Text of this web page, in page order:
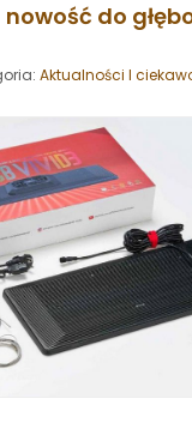
do
Aktualności I